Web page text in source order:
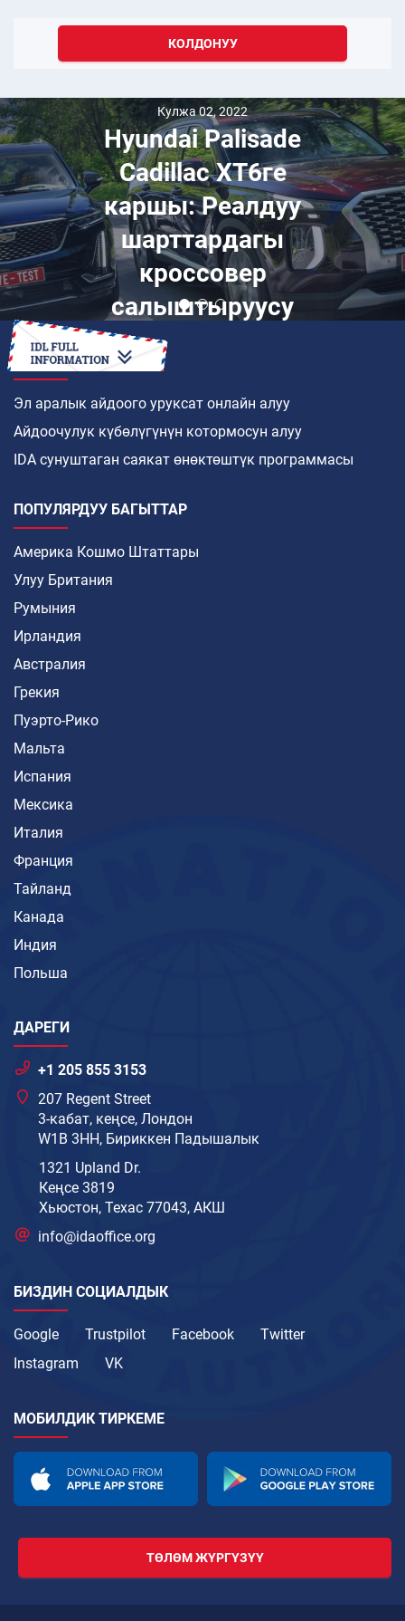
КОЛДОНУУ
Кулжа 02, 2022
Hyundai Palisade
Cadillac XT6ге
каршы: Реалдуу
шарттардагы
кроссовер
салыштыруусу
КАНТИП
Эл аралык айдоого уруксат онлайн алуу
Айдоочулук күбөлүгүнүн котормосун алуу
IDA сунуштаган саякат өнөктөштүк программасы
ПОПУЛЯРДУУ БАГЫТТАР
Америка Кошмо Штаттары
Улуу Британия
Румыния
Ирландия
Австралия
Грекия
Пуэрто-Рико
Мальта
Испания
Мексика
Италия
Франция
Тайланд
Канада
Индия
Польша
ДАРЕГИ
+1 205 855 3153
207 Regent Street
3-кабат, кеңсе, Лондон
W1B 3HH, Бириккен Падышалык
1321 Upland Dr.
Кеңсе 3819
Хьюстон, Техас 77043, АКШ
info@idaoffice.org
БИЗДИН СОЦИАЛДЫК
Google Trustpilot Facebook
Twitter
Instagram
VK
МОБИЛДИК ТИРКЕМЕ
ТӨЛӨМ ЖҮРГҮЗҮҮ